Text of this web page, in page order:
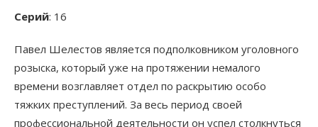
Серий: 16
Павел Шелестов является подполковником уголовного
розыска, который уже на протяжении немалого
времени возглавляет отдел по раскрытию особо
тяжких преступлений. За весь период своей
профессиональной деятельности он успел столкнуться